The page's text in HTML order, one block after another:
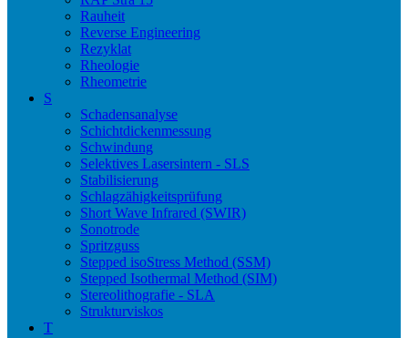
Rauheit
Reverse Engineering
Rezyklat
Rheologie
Rheometrie
S
Schadensanalyse
Schichtdickenmessung
Schwindung
Selektives Lasersintern - SLS
Stabilisierung
Schlagzähigkeitsprüfung
Short Wave Infrared (SWIR)
Sonotrode
Spritzguss
Stepped isoStress Method (SSM)
Stepped Isothermal Method (SIM)
Stereolithografie - SLA
Strukturviskos
T